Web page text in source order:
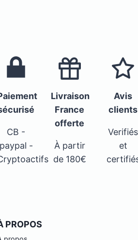
CB -
paypal -
Livraison
France
offerte
À partir
de 180€
Avis
clients
Verifiés
et
PROPOS